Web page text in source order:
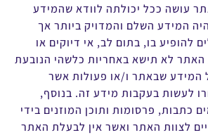
האתר עושה ככל יכולתה לוודא שהמידע
המידע השלם והמדויק ביותר אך
להופיע בו, בתום לב, אי דיוקים או
לא תישא באחריות כלשהי הנובעת
שבאתר ו/או פעולות אשר
לעשות בעקבות מידע זה. בנוסף,
כתבות, פרסומות ותוכן המוזנים בידי
לצוות האתר ואשר אין לבעלת האתר